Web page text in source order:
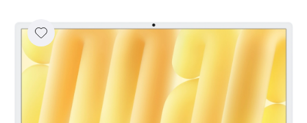
Контакты
Гарантия
Оплата